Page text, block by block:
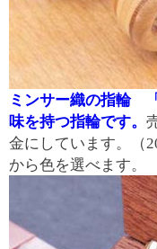
ミンサー織の指輪
味を持つ指輪です。
金にしています。（
から色を選べます。